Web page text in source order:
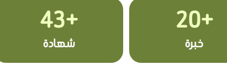
+20
خبرة
+43
شهادة